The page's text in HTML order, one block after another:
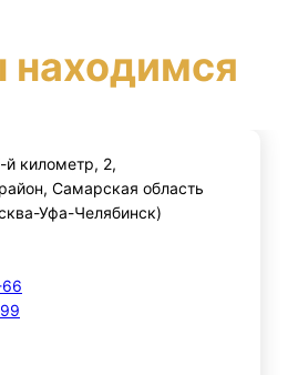
находимся
километр, 2,
Самарская область
Уфа-Челябинск)